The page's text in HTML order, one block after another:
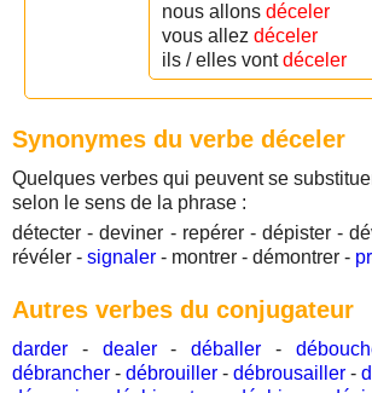
nous allons déceler
vous allez déceler
ils / elles vontdéceler
Synonymes du verbe déceler
Quelques verbes qui peuvent se
selon le sens de la phrase :
détecter - deviner - repérer - dépister -
révéler - signaler - montrer - démontrer -
Autres verbes du conjugateur
darder - dealer-déballer -
débrancher - débrouiller - débrousailler -